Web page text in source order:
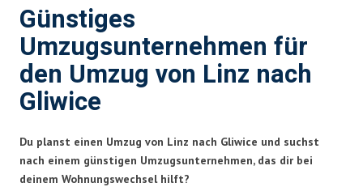
Günstiges
Umzugsunternehmen für
den Umzug von Linz nach
Gliwice
Du planst einen Umzug von Linz nach Gliwice und suchst
nach einem günstigen Umzugsunternehmen, das dir bei
deinem Wohnungswechsel hilft?